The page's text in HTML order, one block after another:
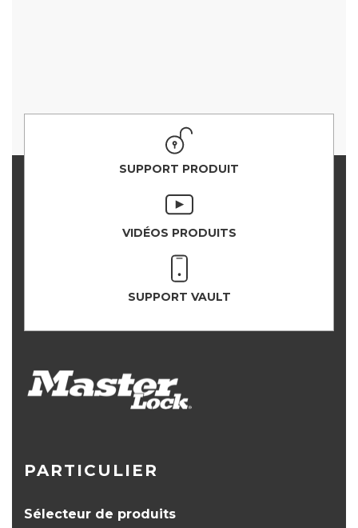
SUPPORT PRODUIT
VIDÉOS PRODUITS
SUPPORT VAULT
PARTICULIER
Sélecteur de produits